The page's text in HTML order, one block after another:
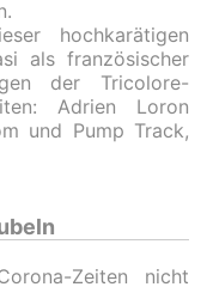
hochkarätigen
als französischer
der Tricolore-
Adrien Loron
und Pump Track,
Zeiten nicht